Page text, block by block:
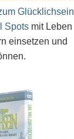
Glücklichsein
Spots mit Leben
einsetzen und